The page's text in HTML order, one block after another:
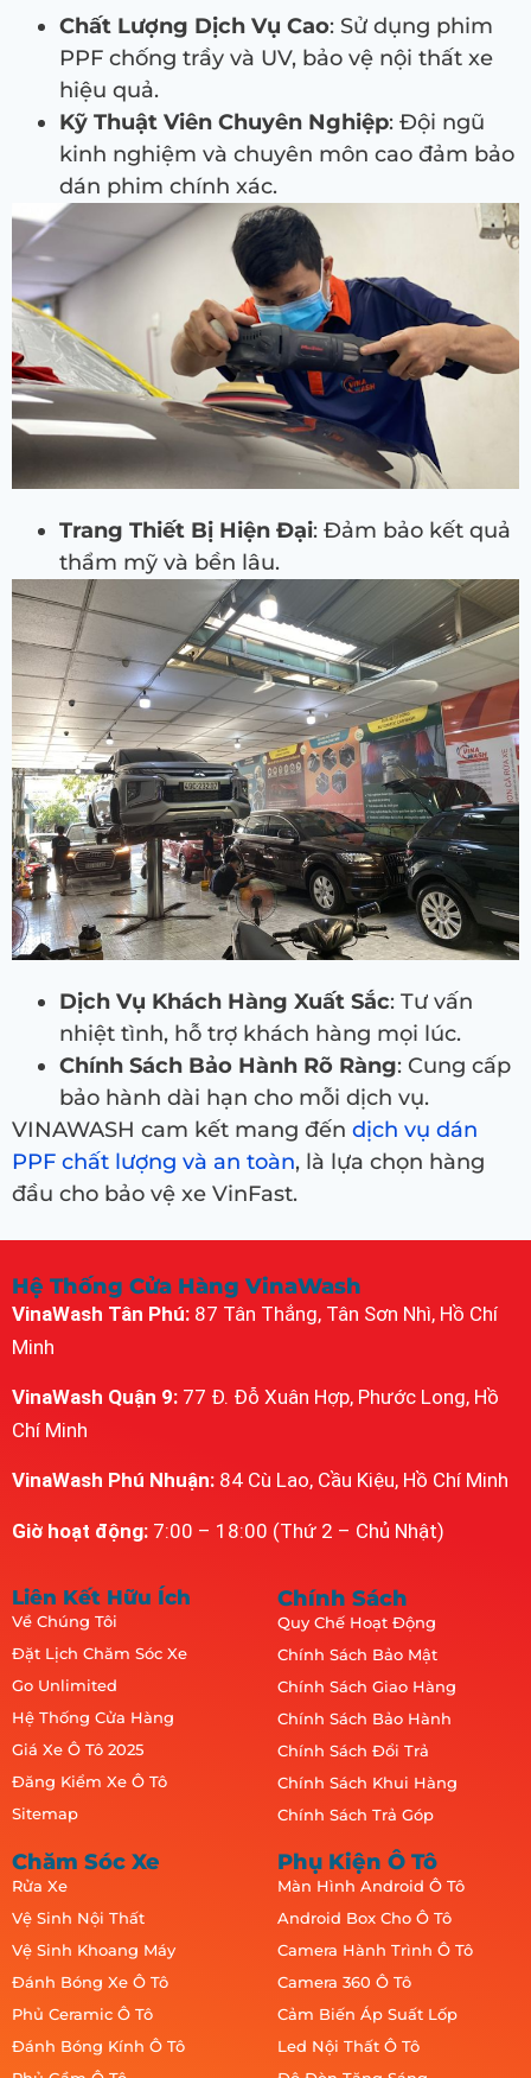
Chất Lượng Dịch Vụ Cao: Sử dụng phim
PPF chống trầy và UV, bảo vệ nội thất xe
hiệu quả.
Kỹ Thuật Viên Chuyên Nghiệp: Đội ngũ
kinh nghiệm và chuyên môn cao đảm bảo
dán phim chính xác.
Trang Thiết Bị Hiện Đại: Đảm bảo kết quả
thẩm mỹ và bền lâu.
Dịch Vụ Khách Hàng Xuất Sắc: Tư vấn
nhiệt tình, hỗ trợ khách hàng mọi lúc.
Chính Sách Bảo Hành Rõ Ràng: Cung cấp
bảo hành dài hạn cho mỗi dịch vụ.
VINAWASH cam kết mang đến dịch vụ dán
PPF chất lượng và an toàn, là lựa chọn hàng
đầu cho bảo vệ xe VinFast.
Hệ Thống Cửa Hàng VinaWash
VinaWash Tân Phú: 87 Tân Thắng, Tân Sơn Nhì, Hồ Chí
Minh
VinaWash Quận 9: 77 Đ. Đỗ Xuân Hợp, Phước Long, Hồ
Chí Minh
VinaWash Phú Nhuận: 84 Cù Lao, Cầu Kiệu, Hồ Chí Minh
Giờ hoạt động: 7:00 – 18:00 (Thứ 2 – Chủ Nhật)
Liên Kết Hữu Ích
Về Chúng Tôi
Đặt Lịch Chăm Sóc Xe
Go Unlimited
Hệ Thống Cửa Hàng
Giá Xe Ô Tô 2025
Đăng Kiểm Xe Ô Tô
Sitemap
Chính Sách
Quy Chế Hoạt Động
Chính Sách Bảo Mật
Chính Sách Giao Hàng
Chính Sách Bảo Hành
Chính Sách Đổi Trả
Chính Sách Khui Hàng
Chính Sách Trả Góp
Chăm Sóc Xe
Rửa Xe
Vệ Sinh Nội Thất
Vệ Sinh Khoang Máy
Đánh Bóng Xe Ô Tô
Phủ Ceramic Ô Tô
Đánh Bóng Kính Ô Tô
Phụ Kiện Ô Tô
Màn Hình Android Ô Tô
Android Box Cho Ô Tô
Camera Hành Trình Ô Tô
Camera 360 Ô Tô
Cảm Biến Áp Suất Lốp
Led Nội Thất Ô Tô